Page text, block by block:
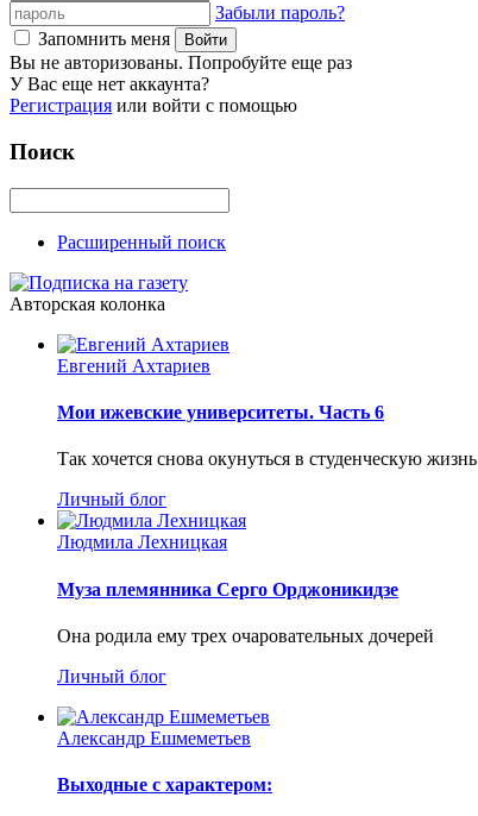
Забыли пароль?
Запомнить меня
Вы не авторизованы. Попробуйте еще раз
У Вас еще нет аккаунта?
Регистрация или войти с помощью
Поиск
Расширенный поиск
Авторская колонка
Евгений Ахтариев
Мои ижевские университеты. Часть 6
Так хочется снова окунуться в студенческую жизнь
Личный блог
Людмила Лехницкая
Муза племянника Серго Орджоникидзе
Она родила ему трех очаровательных дочерей
Личный блог
Александр Ешмеметьев
Выходные с характером: